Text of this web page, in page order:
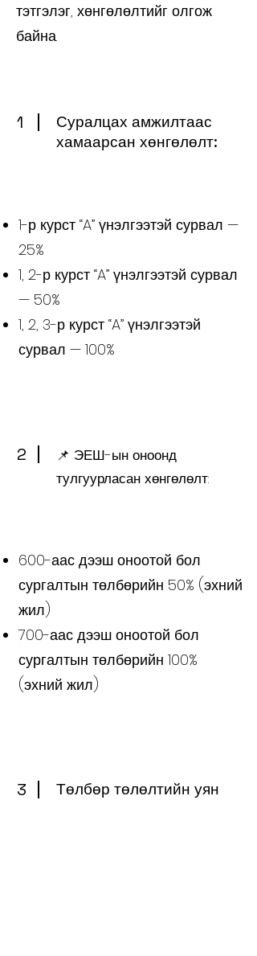
тэтгэлэг, хөнгөлөлтийг олгож
байна.
1
Суралцах амжилтаас
хамаарсан хөнгөлөлт:
1-р курст “A” үнэлгээтэй сурвал —
25%
1, 2-р курст “A” үнэлгээтэй сурвал
— 50%
1, 2, 3-р курст “A” үнэлгээтэй
сурвал — 100%
2
📌 ЭЕШ-ын оноонд
тулгуурласан хөнгөлөлт:
600-аас дээш оноотой бол
сургалтын төлбөрийн 50% (эхний
жил)
700-аас дээш оноотой бол
сургалтын төлбөрийн 100%
(эхний жил)
3
Төлбөр төлөлтийн уян